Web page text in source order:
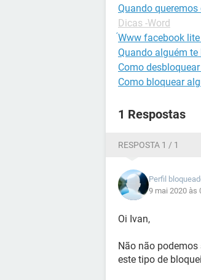
Quando
Dicas -Word
́Www facebook
Quando alguém
Como
Como bloquear
1 Respostas
RESPOSTA 1 / 1
Perfil
9 mai 2020 às
Oi Ivan,
Não não
este tipo de